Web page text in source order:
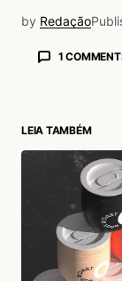
by Redação
1
BAcana o
do vídeo !
Acesse para
LEIA TAMBÉM